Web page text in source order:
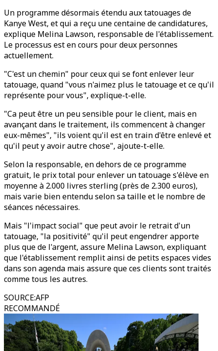
Un programme désormais étendu aux tatouages de
Kanye West, et qui a reçu une centaine de candidatures,
explique Melina Lawson, responsable de l'établissement.
Le processus est en cours pour deux personnes
actuellement.
"C'est un chemin" pour ceux qui se font enlever leur
tatouage, quand "vous n'aimez plus le tatouage et ce qu'il
représente pour vous", explique-t-elle.
"Ca peut être un peu sensible pour le client, mais en
avançant dans le traitement, ils commencent à changer
eux-mêmes", "ils voient qu'il est en train d'être enlevé et
qu'il peut y avoir autre chose", ajoute-t-elle.
Selon la responsable, en dehors de ce programme
gratuit, le prix total pour enlever un tatouage s'élève en
moyenne à 2.000 livres sterling (près de 2.300 euros),
mais varie bien entendu selon sa taille et le nombre de
séances nécessaires.
Mais "l'impact social" que peut avoir le retrait d'un
tatouage, "la positivité" qu'il peut engendrer apporte
plus que de l'argent, assure Melina Lawson, expliquant
que l'établissement remplit ainsi de petits espaces vides
dans son agenda mais assure que ces clients sont traités
comme tous les autres.
SOURCE:AFP
RECOMMANDÉ